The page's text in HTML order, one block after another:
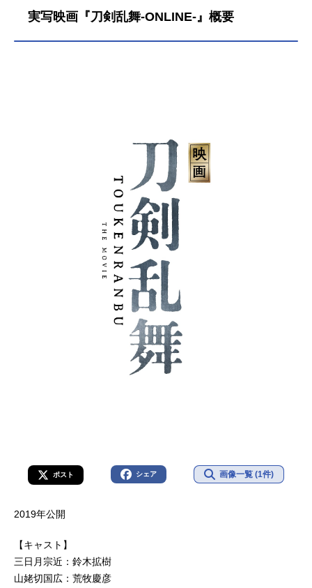
実写映画『刀剣乱舞-ONLINE-』概要
ポスト シェア 画像一覧 (1件)
2019年公開
【キャスト】
三日月宗近：鈴木拡樹
山姥切国広：荒牧慶彦